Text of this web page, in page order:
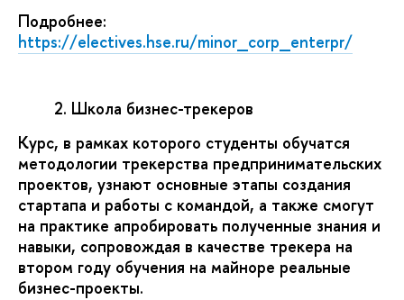
Подробнее:
https://electives.hse.ru/minor_corp_enterpr/
2. Школа бизнес-трекеров
Курс, в рамках которого студенты обучатся
методологии трекерства предпринимательских
проектов, узнают основные этапы создания
стартапа и работы с командой, а также смогут
на практике апробировать полученные знания и
навыки, сопровождая в качестве трекера на
втором году обучения на майноре реальные
бизнес-проекты.